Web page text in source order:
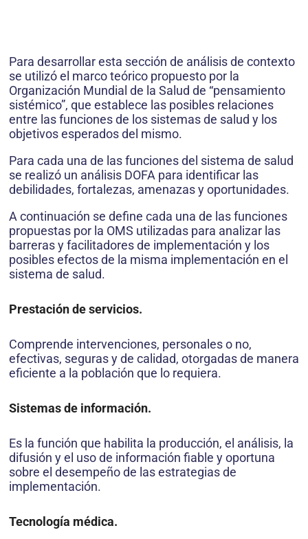
Para desarrollar esta sección de análisis de contexto
se utilizó el marco teórico propuesto por la
Organización Mundial de la Salud de “pensamiento
sistémico”, que establece las posibles relaciones
entre las funciones de los sistemas de salud y los
objetivos esperados del mismo.
Para cada una de las funciones del sistema de salud
se realizó un análisis DOFA para identificar las
debilidades, fortalezas, amenazas y oportunidades.
A continuación se define cada una de las funciones
propuestas por la OMS utilizadas para analizar las
barreras y facilitadores de implementación y los
posibles efectos de la misma implementación en el
sistema de salud.
Prestación de servicios.
Comprende intervenciones, personales o no,
efectivas, seguras y de calidad, otorgadas de manera
eficiente a la población que lo requiera.
Sistemas de información.
Es la función que habilita la producción, el análisis, la
difusión y el uso de información fiable y oportuna
sobre el desempeño de las estrategias de
implementación.
Tecnología médica.